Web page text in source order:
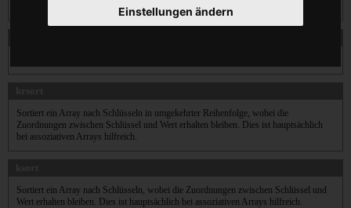
Einstellungen ändern
Zählt alle Elemente eines Arrays oder Attribute eines Objekts.
Sortiert ein Array nach Schlüsseln in umgekehrter Reihenfolge, wobei die
Zuordnungen zwischen Schlüssel und Wert erhalten bleiben. Dies ist hauptsächlich
bei assoziativen Arrays hilfreich.
Sortiert ein Array nach Schlüsseln, wobei die Zuordnungen zwischen Schlüssel und
Wert erhalten bleiben. Dies ist hauptsächlich bei assoziativen Arrays hilfreich.